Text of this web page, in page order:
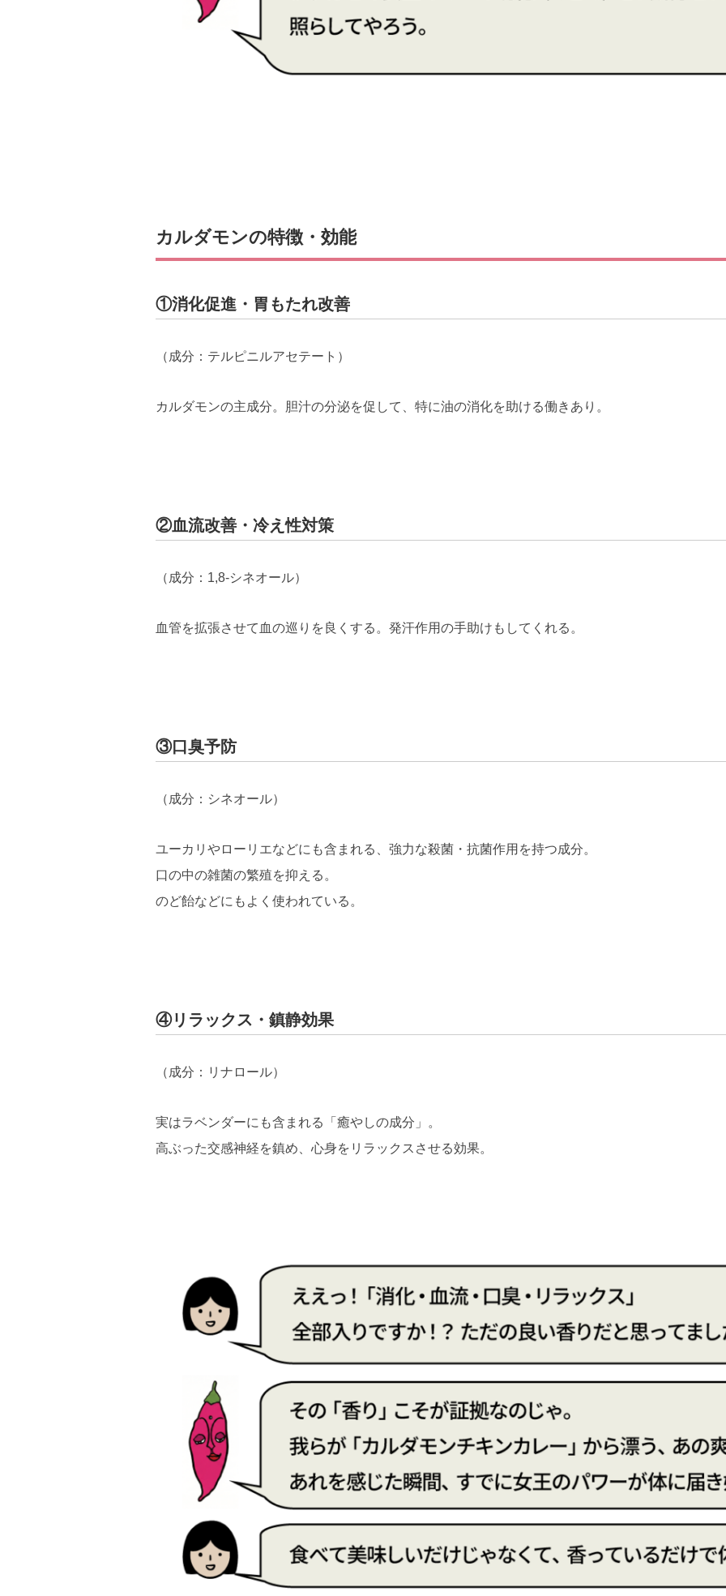
カルダモンの特徴・効能
①消化促進・胃もたれ改善
（成分：テルピニルアセテート）
カルダモンの主成分。胆汁の分泌を促して、特に油の消化を助ける働きあり。
②血流改善・冷え性対策
（成分：1,8-シネオール）
血管を拡張させて血の巡りを良くする。発汗作用の手助けもしてくれる。
③口臭予防
（成分：シネオール）
ユーカリやローリエなどにも含まれる、強力な殺菌・抗菌作用を持つ成分。
口の中の雑菌の繁殖を抑える。
のど飴などにもよく使われている。
④リラックス・鎮静効果
（成分：リナロール）
実はラベンダーにも含まれる「癒やしの成分」。
高ぶった交感神経を鎮め、心身をリラックスさせる効果。